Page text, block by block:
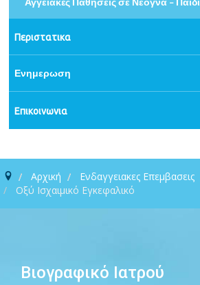
Αγγειακές Παθήσεις σε Νεογνά -
Περιστατικα
Ενημερωση
Επικοινωνια
Αρχική
Ενδαγγειακες Επεμβασεις
Οξύ Ισχαιμικό Εγκεφαλικό
Βιογραφικό Ιατρού